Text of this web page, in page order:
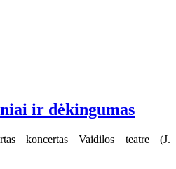
ir dėkingumas